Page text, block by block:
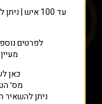
לפרטים
כאן
מס׳
ניתן להשאיר